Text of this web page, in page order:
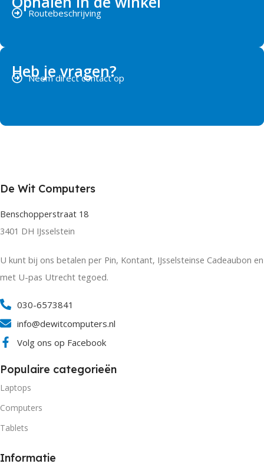
Routebeschrijving
Heb je vragen?
Neem direct contact op
De Wit Computers
Benschopperstraat 18
3401 DH IJsselstein
U kunt bij ons betalen per Pin, Kontant, IJsselsteinse Cadeaubon en
met U-pas Utrecht tegoed.
030-6573841
info@dewitcomputers.nl
Volg ons op Facebook
Populaire categorieën
Laptops
Computers
Tablets
Informatie